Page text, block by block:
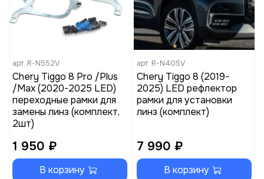
арт. R-N552V
Chery Tiggo 8 Pro /Plus
/Max (2020-2025 LED)
переходные рамки для
замены линз (комплект,
2шт)
1 950 ₽
В корзину
арт. R-N405V
Chery Tiggo 8 (2019-
2025) LED рефлектор
рамки для установки
линз (комплект)
7 990 ₽
В корзину